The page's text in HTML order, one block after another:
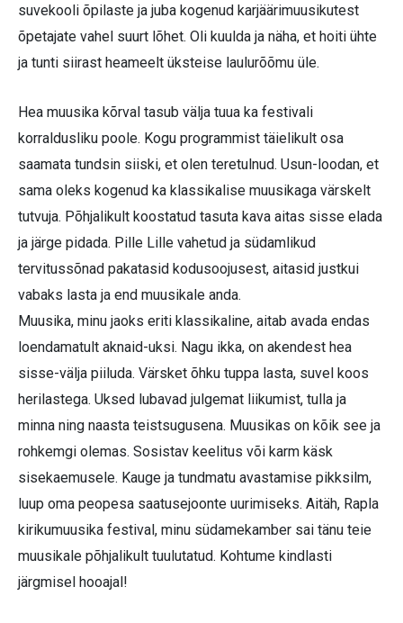
suvekooli õpilaste ja juba kogenud karjäärimuusikutest
õpetajate vahel suurt lõhet. Oli kuulda ja näha, et hoiti ühte
ja tunti siirast heameelt üksteise laulurõõmu üle.
Hea muusika kõrval tasub välja tuua ka festivali
korraldusliku poole. Kogu programmist täielikult osa
saamata tundsin siiski, et olen teretulnud. Usun-loodan, et
sama oleks kogenud ka klassikalise muusikaga värskelt
tutvuja. Põhjalikult koostatud tasuta kava aitas sisse elada
ja järge pidada. Pille Lille vahetud ja südamlikud
tervitussõnad pakatasid kodusoojusest, aitasid justkui
vabaks lasta ja end muusikale anda.
Muusika, minu jaoks eriti klassikaline, aitab avada endas
loendamatult aknaid-uksi. Nagu ikka, on akendest hea
sisse-välja piiluda. Värsket õhku tuppa lasta, suvel koos
herilastega. Uksed lubavad julgemat liikumist, tulla ja
minna ning naasta teistsugusena. Muusikas on kõik see ja
rohkemgi olemas. Sosistav keelitus või karm käsk
sisekaemusele. Kauge ja tundmatu avastamise pikksilm,
luup oma peopesa saatusejoonte uurimiseks. Aitäh, Rapla
kirikumuusika festival, minu südamekamber sai tänu teie
muusikale põhjalikult tuulutatud. Kohtume kindlasti
järgmisel hooajal!